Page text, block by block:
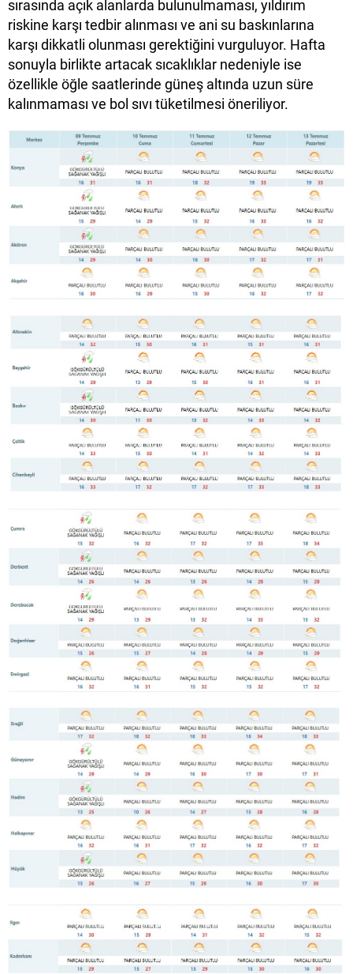
sırasında açık alanlarda bulunulmaması, yıldırım
riskine karşı tedbir alınması ve ani su baskınlarına
karşı dikkatli olunması gerektiğini vurguluyor. Hafta
sonuyla birlikte artacak sıcaklıklar nedeniyle ise
özellikle öğle saatlerinde güneş altında uzun süre
kalınmaması ve bol sıvı tüketilmesi öneriliyor.